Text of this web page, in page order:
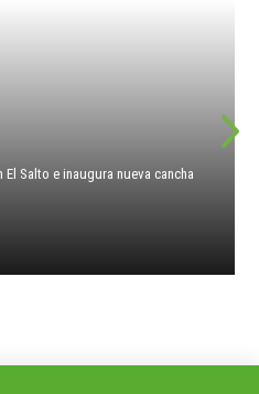
Salto e inaugura nueva cancha